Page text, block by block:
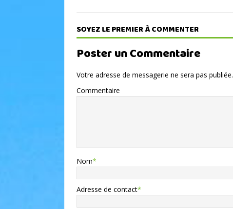
SOYEZ LE PREMIER À COMMENTER
Poster un Commentaire
Votre adresse de messagerie ne sera pas publiée.
Commentaire
Nom*
Adresse de contact*